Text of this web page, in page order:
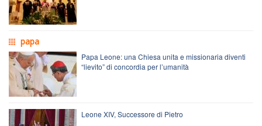
papa
Papa Leone: una Chiesa unita e missionaria diventi
“lievito” di concordia per l’umanità
Leone XIV, Successore di Pietro